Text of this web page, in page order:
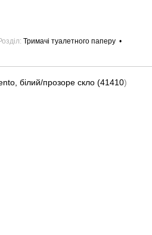
Тримачі туалетного паперу